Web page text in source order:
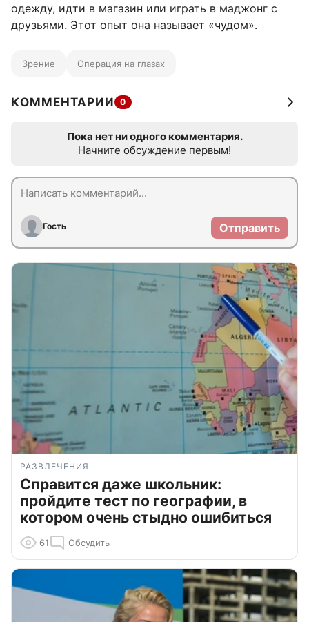
одежду, идти в магазин или играть в маджонг с
друзьями. Этот опыт она называет «чудом».
Зрение Операция на глазах
КОММЕНТАРИИ 0
Пока нет ни одного комментария.
Начните обсуждение первым!
Гость Отправить
РАЗВЛЕЧЕНИЯ
Справится даже школьник:
пройдите тест по географии, в
котором очень стыдно ошибиться
61 Обсудить